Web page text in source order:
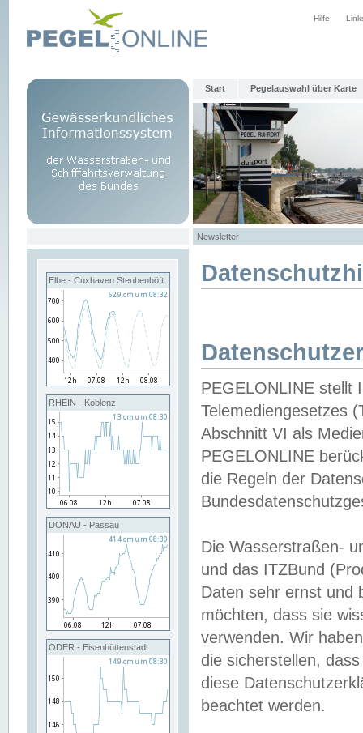
Hilfe
Start Pegelauswahl über Karte
Newsletter
Elbe - Cuxhaven Steubenhöft
RHEIN - Koblenz
DONAU - Passau
ODER - Eisenhüttenstadt
PEGELONLINE stellt
Telemediengesetzes
Abschnitt VI als
PEGELONLINE
die Regeln der
Die Wasserstraßen-
und das ITZBund
Daten sehr ernst und
möchten, dass sie
verwenden. Wir
die sicherstellen,
diese
beachtet werden.